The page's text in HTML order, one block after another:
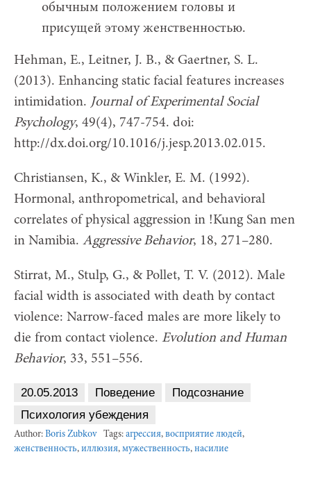
обычным положением головы и
присущей этому женственностью.
Hehman, E., Leitner, J. B., & Gaertner, S. L.
(2013). Enhancing static facial features increases
intimidation. Journal of Experimental Social
Psychology, 49(4), 747-754. doi:
http://dx.doi.org/10.1016/j.jesp.2013.02.015.
Christiansen, K., & Winkler, E. M. (1992).
Hormonal, anthropometrical, and behavioral
correlates of physical aggression in !Kung San men
in Namibia. Aggressive Behavior, 18, 271–280.
Stirrat, M., Stulp, G., & Pollet, T. V. (2012). Male
facial width is associated with death by contact
violence: Narrow-faced males are more likely to
die from contact violence. Evolution and Human
Behavior, 33, 551–556.
20.05.2013 Поведение
Подсознание
Психология убеждения
Author: Boris Zubkov Tags: агрессия, восприятие людей,
женственность, иллюзия, мужественность, насилие